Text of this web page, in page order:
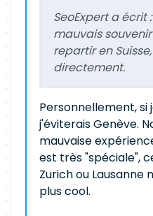
SeoExpert a écrit :
mauvais
repartir en
directement.
Personnellement, si
j'éviterais Genève.
mauvaise
est très "spéciale",
Zurich ou
plus cool.